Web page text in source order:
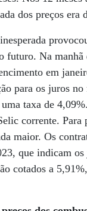
dos preços era
futuro. Na
em
para os juros
taxa de
corrente. Para
maior. Os
que indicam
cotados a